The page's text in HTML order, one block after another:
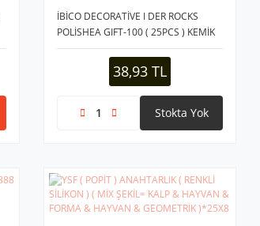
İBİCO DECORATİVE I DER ROCKS
POLİSHEA GIFT-100 ( 25PCS ) KEMİK
MİSKET FİLELİ*10X20
38,93 TL
Stokta Yok